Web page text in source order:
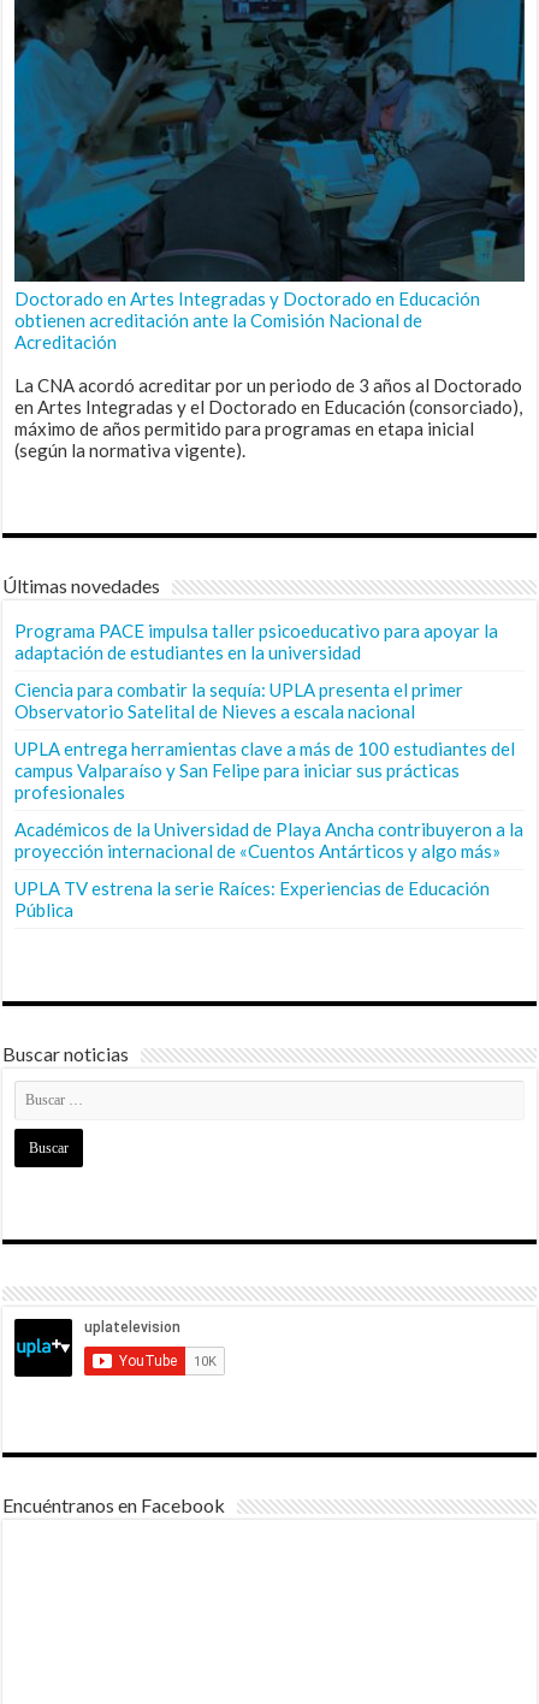
Doctorado en Artes Integradas y Doctorado en Educación
obtienen acreditación ante la Comisión Nacional de
Acreditación
La CNA acordó acreditar por un periodo de 3 años al Doctorado
en Artes Integradas y el Doctorado en Educación (consorciado),
máximo de años permitido para programas en etapa inicial
(según la normativa vigente).
Últimas novedades
Programa PACE impulsa taller psicoeducativo para apoyar la
adaptación de estudiantes en la universidad
Ciencia para combatir la sequía: UPLA presenta el primer
Observatorio Satelital de Nieves a escala nacional
UPLA entrega herramientas clave a más de 100 estudiantes del
campus Valparaíso y San Felipe para iniciar sus prácticas
profesionales
Académicos de la Universidad de Playa Ancha contribuyeron a la
proyección internacional de «Cuentos Antárticos y algo más»
UPLA TV estrena la serie Raíces: Experiencias de Educación
Pública
Buscar noticias
Encuéntranos en Facebook